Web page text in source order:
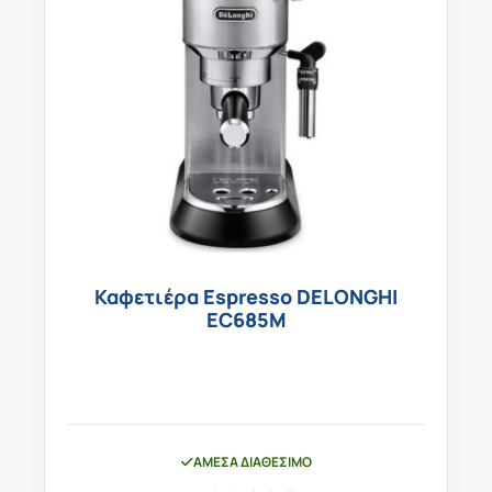
Καφετιέρα Espresso DELONGHI
EC685M
ΆΜΕΣΑ ΔΙΑΘΈΣΙΜΟ